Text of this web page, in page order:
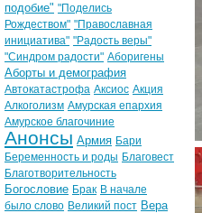
подобие" "Поделись
Рождеством" "Православная
инициатива" "Радость веры"
"Синдром радости" Аборигены
Аборты и демография
Автокатастрофа Аксиос Акция
Алкоголизм Амурская епархия
Амурское благочиние
Анонсы Армия Бари
Беременность и роды Благовест
Благотворительность
Богословие Брак В начале
было слово Великий пост Вера